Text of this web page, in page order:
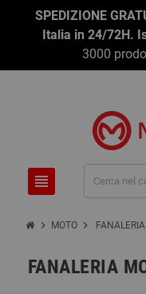
SPEDIZIONE
Italia in 24/72H.
3000
view_headline
chevron_right MOTO chevron_right
FANALERIA